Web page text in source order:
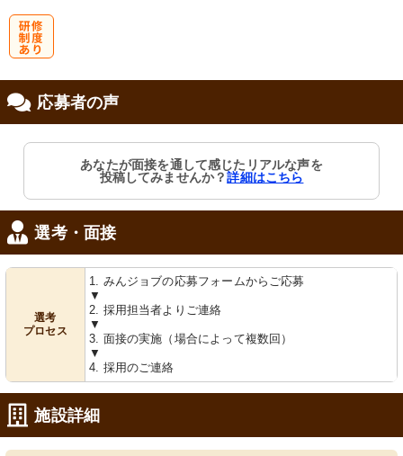
応募者の声
あなたが面接を通して感じたリアルな声を
投稿してみませんか？詳細はこちら
選考・面接
選考
プロセス
1. みんジョブの応募フォームからご応募
▼
2. 採用担当者よりご連絡
▼
3. 面接の実施（場合によって複数回）
▼
4. 採用のご連絡
施設詳細